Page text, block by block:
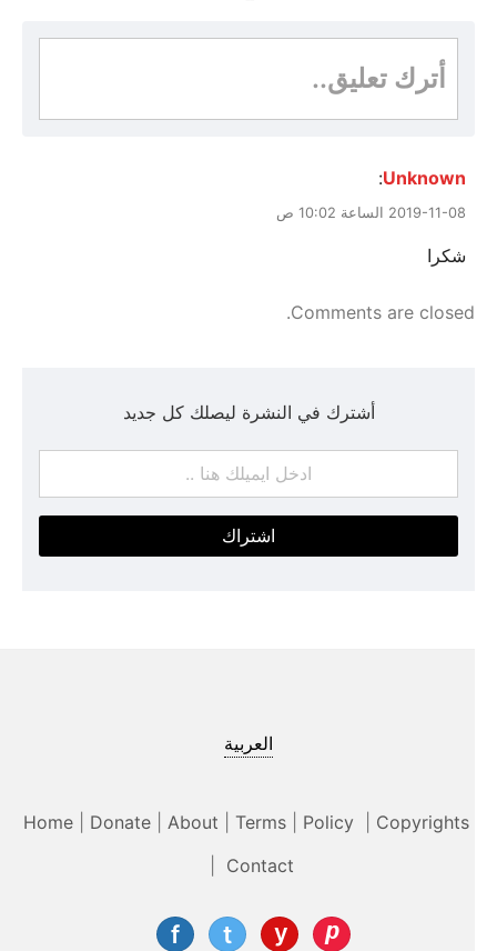
أترك تعليق..
Unknown
:
2019-11-08 الساعة 10:02 ص
شكرا
Comments are closed.
أشترك في النشرة ليصلك كل جديد
اشتراك
العربية
Home|Donate|About|Terms|Policy|Copyrights
|Contact